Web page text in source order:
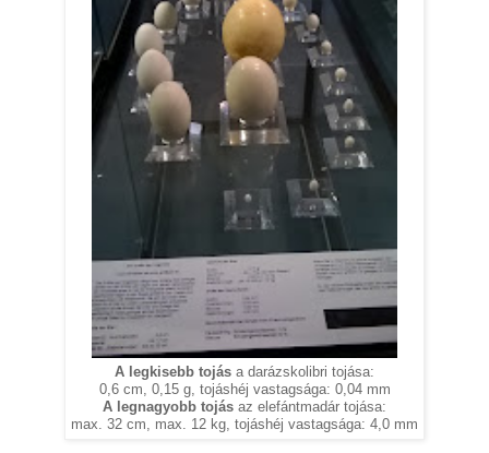
A legkisebb tojás a darázskolibri tojása:
0,6 cm, 0,15 g, tojáshéj vastagsága: 0,04 mm
A legnagyobb tojás az elefántmadár tojása:
max. 32 cm, max. 12 kg, tojáshéj vastagsága: 4,0 mm